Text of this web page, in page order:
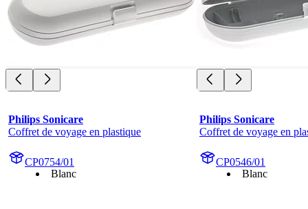
Philips Sonicare
Coffret de voyage en plastique
CP0754/01
Blanc
Philips Sonicare
Coffret de voyage en
CP0546/01
Blanc